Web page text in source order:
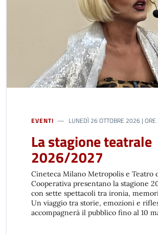
EVENTI LUNEDÌ 26 OTTOBRE 2026 |
La stagione teatrale
2026/2027
Cineteca Milano Metropolis e Teatro
Cooperativa presentano la stagione
con sette spettacoli tra ironia,
Un viaggio tra storie, emozioni e
accompagnerà il pubblico fino al 10